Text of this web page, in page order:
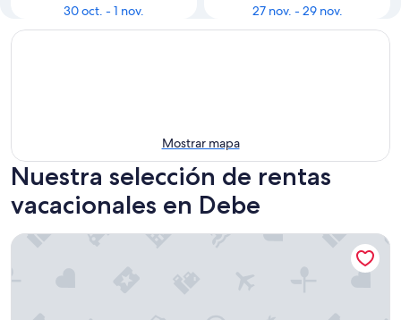
30 oct. - 1 nov.
27 nov. - 29 nov.
Mostrar mapa
Nuestra selección de rentas
vacacionales en Debe
Vintage Oaks Hideaway